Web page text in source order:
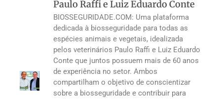
Paulo Raffi e Luiz Eduardo Conte
BIOSSEGURIDADE.COM: Uma plataforma
dedicada à biosseguridade para todas as
espécies animais e vegetais, idealizada
pelos veterinários Paulo Raffi e Luiz Eduardo
Conte que juntos possuem mais de 60 anos
de experiência no setor. Ambos
compartilham o objetivo de conscientizar
sobre a biosseguridade e contribuir para